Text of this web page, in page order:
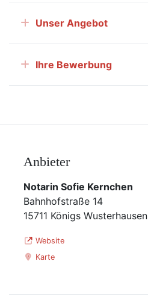
Unser Angebot
Ihre Bewerbung
Anbieter
Notarin Sofie Kernchen
Bahnhofstraße 14
15711 Königs Wusterhausen
Website
Karte